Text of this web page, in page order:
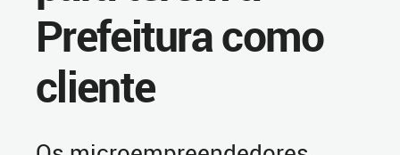
Prefeitura como
cliente